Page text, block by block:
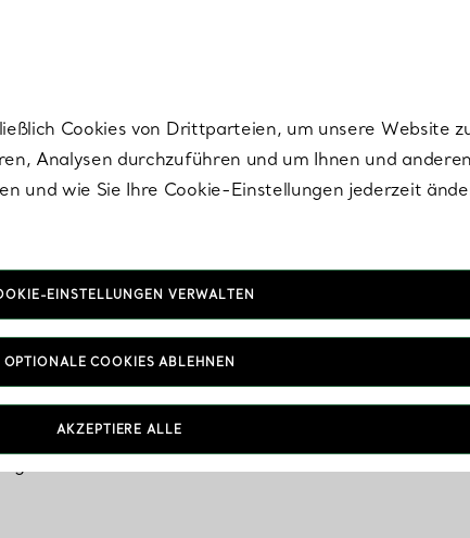
Halsketten
hin zu diamantbesetzten Designs – diese Halsketten
Cookies von Drittparteien, um unsere Website
Analysen durchzuführen und um Ihnen und
und wie Sie Ihre Cookie-Einstellungen jederzeit
EINSTELLUNGEN VERWALTEN
OPTIONALE COOKIES ABLEHNEN
AKZEPTIERE ALLE